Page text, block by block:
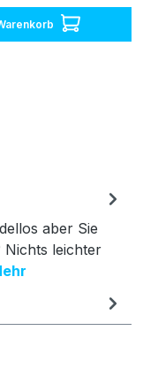
aber Sie
Nichts leichter